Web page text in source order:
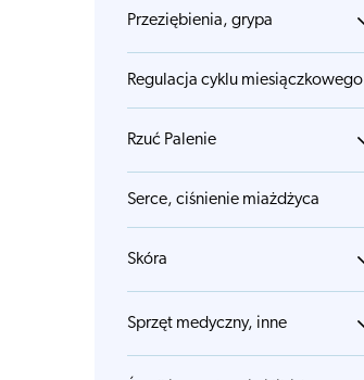
Przeziębienia, grypa
Regulacja cyklu miesiączkowego
Rzuć Palenie
Serce, ciśnienie miażdżyca
Skóra
Sprzęt medyczny, inne